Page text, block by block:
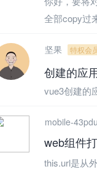
全部copy过
坚果 特权会
创建的应
vue3创建的
mobile-
web组件
this.url是从